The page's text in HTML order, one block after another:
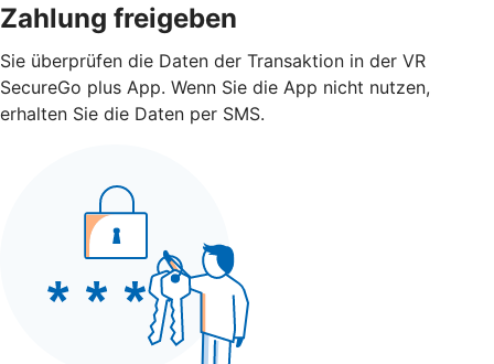
Zahlung freigeben
Sie überprüfen die Daten der Transaktion in der VR
SecureGo plus App. Wenn Sie die App nicht nutzen,
erhalten Sie die Daten per SMS.